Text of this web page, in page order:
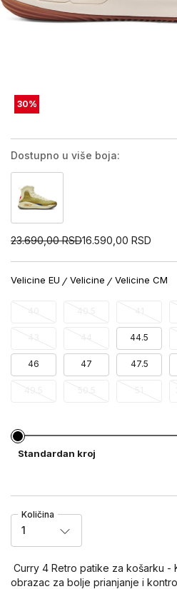
30%
Dostupno u više boja:
23.690,00 RSD16.590,00 RSD
Velicine EU Velicine Velicine CM
44.5
46 47 47.5
Standardan kroj
Količina
1
Curry 4 Retro patike za košarku -
obrazac za bolje prianjanje i